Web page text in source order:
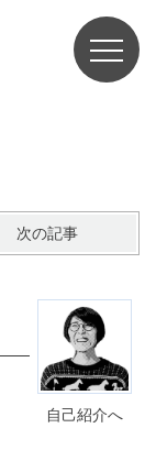
次の記事
自己紹介へ